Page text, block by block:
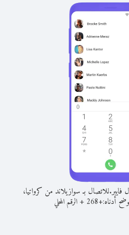
للاتصال بـ سوازيلاند من كرواتيا،
أدناه:+
268
+الرقم المحلي